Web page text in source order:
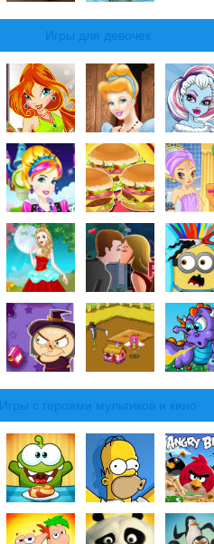
Игры для девочек
Игры с героями мультиков и кино